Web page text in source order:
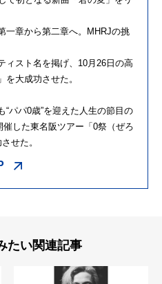
一章から第二章へ。MHRJの挑
ィスト名を掲げ、10月26日の高
大成功させた。
パパ0歳”を迎えた人生の節目の
した東名阪ツアー「0祭（ぜろ
せた。
たい関連記事